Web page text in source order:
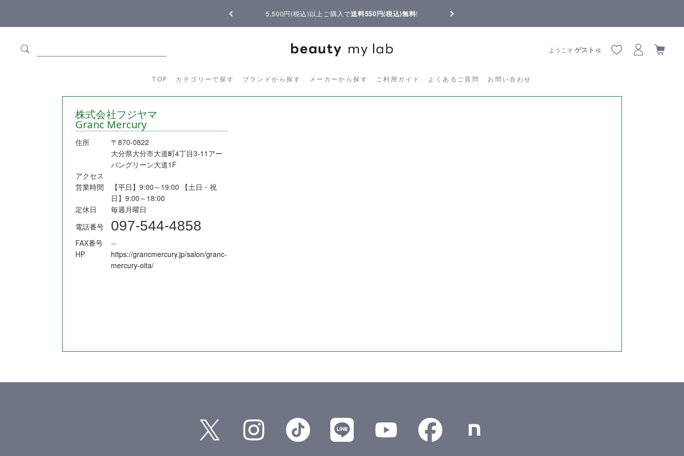
5,500円(税込)以上ご購入で送料550円(税込)無料!
TOP カテゴリーで探す ブランドから探す メーカーから探す ご利用ガイド よくあるご質問 お問い合わせ
ようこそゲスト 様
カテゴリーから探す ブランドから探す メーカーから探す ご利用ガイド よくあるご質問
株式会社フジヤマ
Granc Mercury
住所
〒870-0822
大分県大分市大道町4丁目3-11アー
バングリーン大道1F
アクセス
営業時間
【平日】9:00～19:00 【土日・祝
日】9:00～18:00
定休日
毎週月曜日
電話番号
097-544-4858
FAX番号
--
HP
https://grancmercury.jp/salon/granc-
mercury-oita/